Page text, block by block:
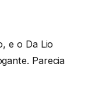
e o Da Lio
Parecia